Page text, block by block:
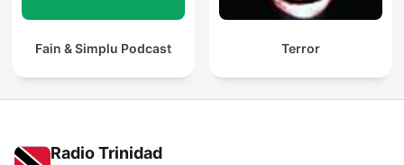
Fain & Simplu Podcast Terror
Radio Trinidad